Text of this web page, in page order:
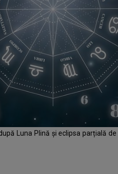
Luna Plină și eclipsa parțială